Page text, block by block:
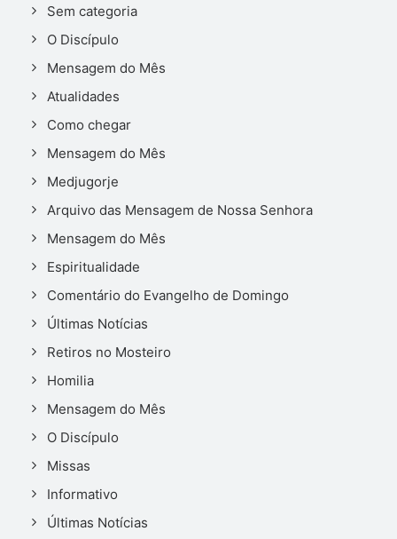
Sem categoria
O Discípulo
Mensagem do Mês
Atualidades
Como chegar
Mensagem do Mês
Medjugorje
Arquivo das Mensagem de Nossa Senhora
Mensagem do Mês
Espiritualidade
Comentário do Evangelho de Domingo
Últimas Notícias
Retiros no Mosteiro
Homilia
Mensagem do Mês
O Discípulo
Missas
Informativo
Últimas Notícias